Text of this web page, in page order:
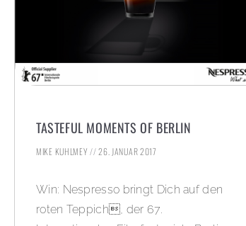
TASTEFUL MOMENTS OF BERLIN
MIKE KUHLMEY 26. JANUAR 2017
Win: Nespresso bringt Dich auf den
roten Teppich, der 67.